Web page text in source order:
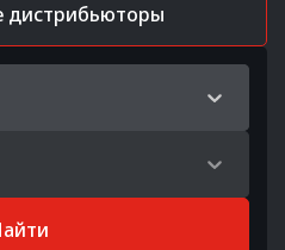
дистрибьюторы